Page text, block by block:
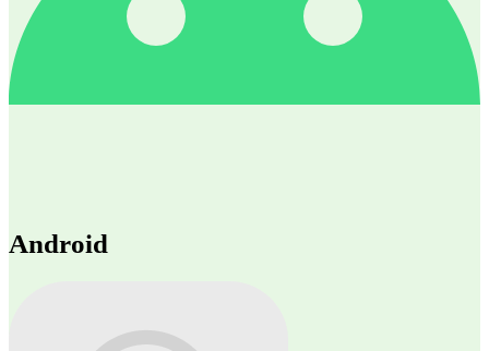
Android